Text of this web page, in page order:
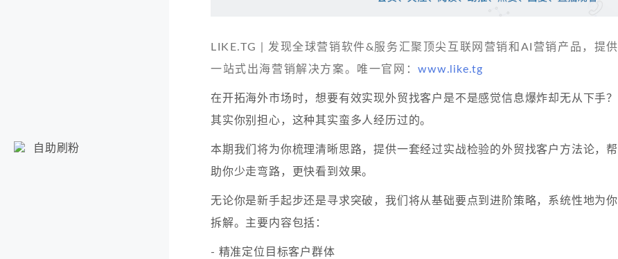
自助刷粉
LIKE.TG | 发现全球营销软件&服务汇聚顶尖互联网营销和AI营销产品，提供
一站式出海营销解决方案。唯一官网：www.like.tg
在开拓海外市场时，想要有效实现外贸找客户是不是感觉信息爆炸却无从下手？
其实你别担心，这种其实蛮多人经历过的。
本期我们将为你梳理清晰思路，提供一套经过实战检验的外贸找客户方法论，帮
助你少走弯路，更快看到效果。
无论你是新手起步还是寻求突破，我们将从基础要点到进阶策略，系统性地为你
拆解。主要内容包括：
- 精准定位目标客户群体